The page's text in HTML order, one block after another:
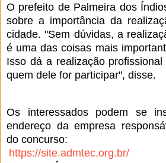
O prefeito de Palmeira dos
sobre a importância da
cidade. "Sem dúvidas, a
é uma das coisas mais
Isso dá a realização
quem dele for participar", disse.
Os interessados podem se
endereço da empresa
do concurso:
https://site.admtec.org.br/